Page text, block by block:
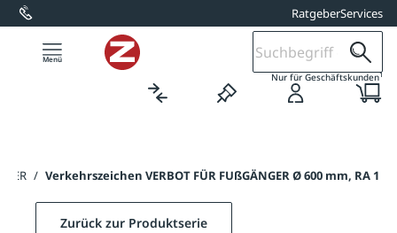
springen RatgeberServices
Nur für Geschäftskunden1
/ Verkehrszeichen VERBOT FÜR FUßGÄNGER Ø 600 mm, RA 1
Zurück zur Produktserie